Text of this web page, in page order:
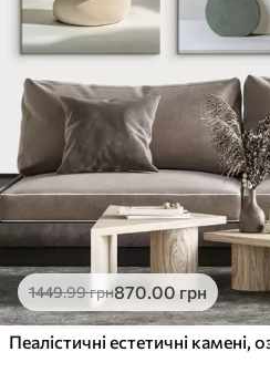
1449.99грн870.00 грн